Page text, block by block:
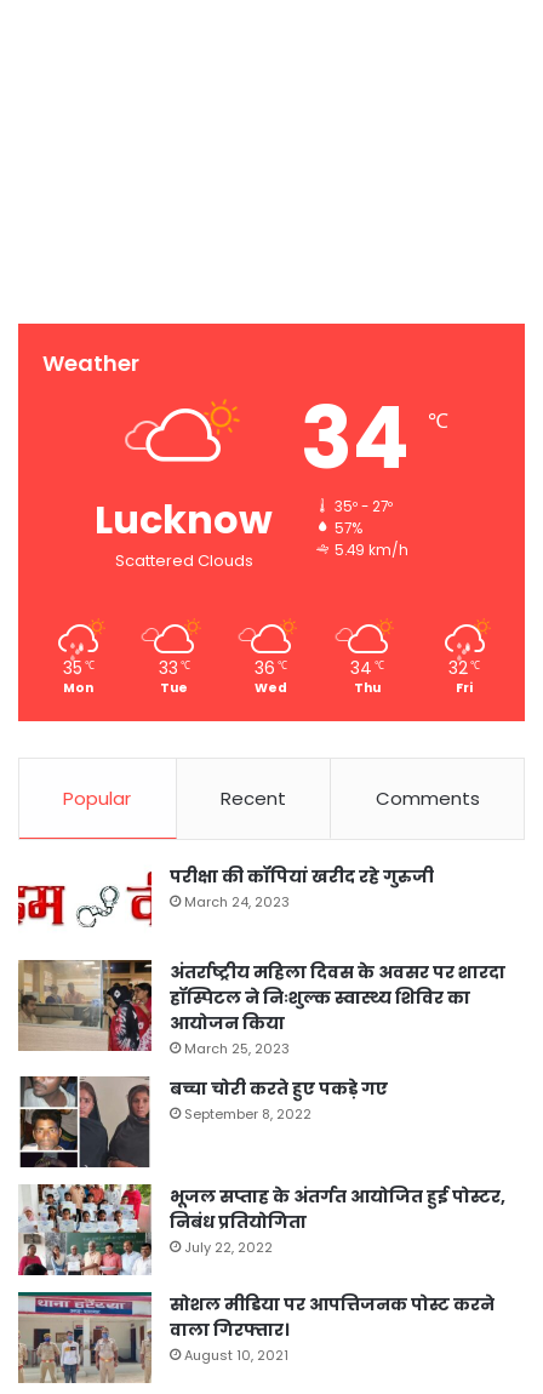
Weather
Lucknow
Scattered Clouds
34 ℃
35º - 27º
57%
5.49 km/h
35 ℃
Mon
33 ℃
Tue
36 ℃
Wed
34 ℃
Thu
32℃
Fri
Popular Recent Comments
परीक्षा की कॉपियां खरीद रहे गुरुजी
March 24, 2023
अंतर्राष्ट्रीय महिला दिवस के अवसर पर शारदा
हॉस्पिटल ने निःशुल्क स्वास्थ्य शिविर का
आयोजन किया
March 25, 2023
बच्चा चोरी करते हुए पकड़े गए
September 8, 2022
भूजल सप्ताह के अंतर्गत आयोजित हुई पोस्टर,
निबंध प्रतियोगिता
July 22, 2022
सोशल मीडिया पर आपत्तिजनक पोस्ट करने
वाला गिरफ्तार।
August 10, 2021